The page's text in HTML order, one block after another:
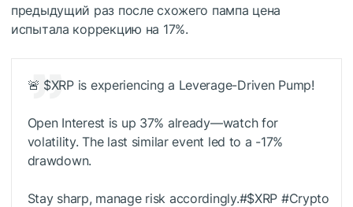
предыдущий раз после схожего пампа цена
испытала коррекцию на 17%.
🚨 $XRPis experiencing a Leverage-Driven Pump!
Open Interest is up 37% already—watch for
volatility. The last similar event led to a -17%
drawdown.
Stay sharp, manage risk accordingly.#$XRP #Crypto